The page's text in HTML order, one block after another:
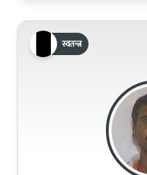
स्वतन्त्र